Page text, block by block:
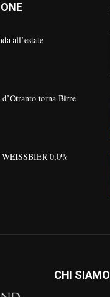
all’estate
torna Birre
0,0%
CHI SIAMO